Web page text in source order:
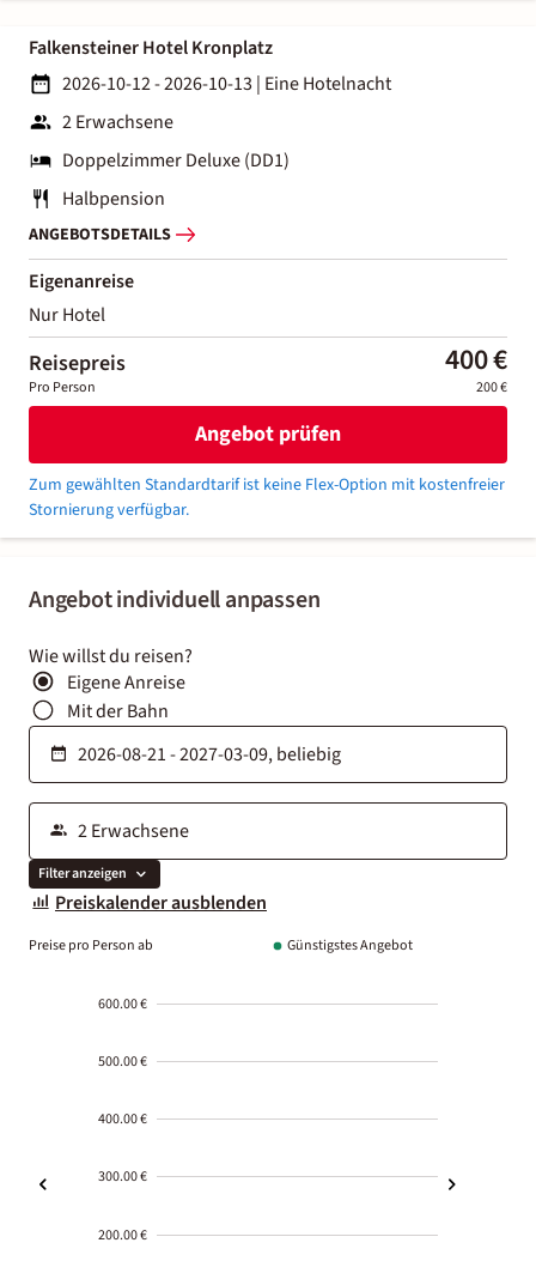
Angebot individuell anpassen
Wie willst du reisen?
Eigene Anreise
Mit der Bahn
Filter anzeigen
Preiskalender ausblenden
Preise pro Person ab Günstigstes Angebot
600.00 €
500.00 €
400.00 €
300.00 €
200.00 €
Falkensteiner Hotel Kronplatz
2026-10-12 - 2026-10-13 | Eine Hotelnacht
2 Erwachsene
Doppelzimmer Deluxe (DD1)
Halbpension
ANGEBOTSDETAILS
Eigenanreise
Nur Hotel
Reisepreis 400 €
Pro Person 200 €
Angebot prüfen
Zum gewählten Standardtarif ist keine Flex-Option mit kostenfreier
Stornierung verfügbar.